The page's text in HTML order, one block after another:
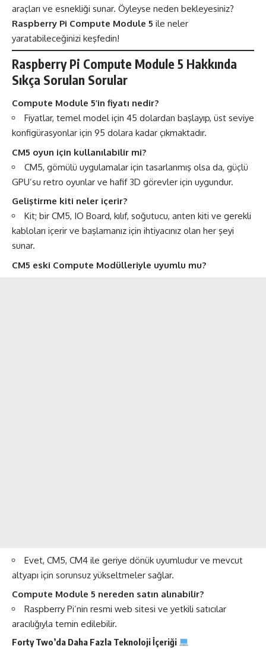
araçları ve esnekliği sunar. Öyleyse neden bekleyesiniz?
Raspberry Pi Compute Module 5 ile neler
yaratabileceğinizi keşfedin!
Raspberry Pi Compute Module 5 Hakkında
Sıkça Sorulan Sorular
Compute Module 5’in fiyatı nedir?
Fiyatlar, temel model için 45 dolardan başlayıp, üst seviye
konfigürasyonlar için 95 dolara kadar çıkmaktadır.
CM5 oyun için kullanılabilir mi?
CM5, gömülü uygulamalar için tasarlanmış olsa da, güçlü
GPU’su retro oyunlar ve hafif 3D görevler için uygundur.
Geliştirme kiti neler içerir?
Kit; bir CM5, IO Board, kılıf, soğutucu, anten kiti ve gerekli
kabloları içerir ve başlamanız için ihtiyacınız olan her şeyi
sunar.
CM5 eski Compute Modülleriyle uyumlu mu?
Evet, CM5, CM4 ile geriye dönük uyumludur ve mevcut
altyapı için sorunsuz yükseltmeler sağlar.
Compute Module 5 nereden satın alınabilir?
Raspberry Pi’nin resmi web sitesi ve yetkili satıcılar
aracılığıyla temin edilebilir.
Forty Two’da Daha Fazla Teknolojiİçeriği